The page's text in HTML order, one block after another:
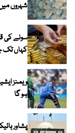
شہروں میں 20 کلو تھیلا 100 روپے تک
سونے کی
کہاں تک
ہو گا
پشاور